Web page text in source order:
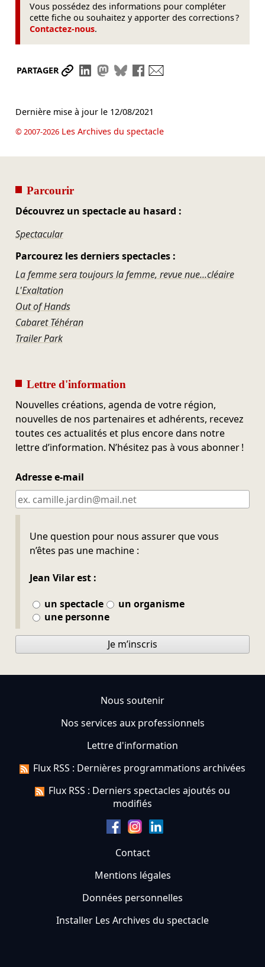
Vous possédez des informations pour compléter
cette fiche ou souhaitez y apporter des corrections ?
Contactez-nous.
PARTAGER Partager le lien
Partager sur LinkedIn
Partager sur Mastodon
Partager sur Bluesky
Partager sur Facebook
Dernière mise à jour le 12/08/2021
© 2007-2026Les Archives du spectacle
Parcourir
Découvrez un spectacle au hasard :
Spectacular
Parcourez les derniers spectacles :
La femme sera toujours la femme, revue nue...cléaire
L'Exaltation
Out of Hands
Cabaret Téhéran
Trailer Park
Lettre d'information
Nouvelles créations, agenda de votre région,
nouvelles de nos partenaires et adhérents, recevez
toutes ces actualités et plus encore dans notre
lettre d’information. N’hésitez pas à vous abonner !
Adresse e-mail
Une question pour nous assurer que vous
n’êtes pas une machine :
Jean Vilar est :
un spectacle
un organisme
une personne
Ne pas remplir
Je m’inscris
Nous soutenir
Nos services aux professionnels
Lettre d'information
Flux RSS : Dernières programmations archivées
Flux RSS : Derniers spectacles ajoutés ou
modifiés
Contact
Mentions légales
Données personnelles
Installer Les Archives du spectacle